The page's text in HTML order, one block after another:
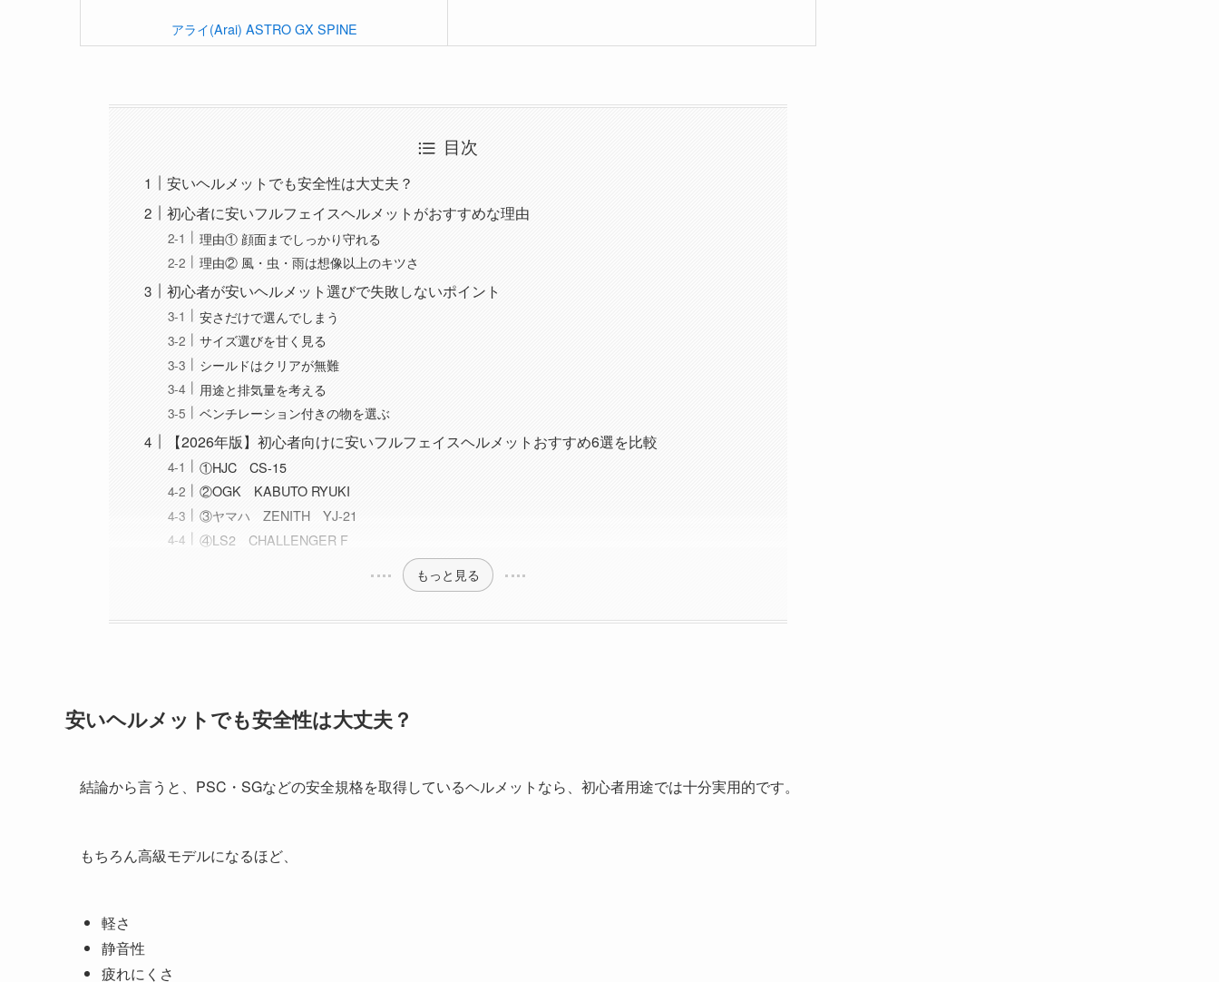
アライ(Arai) ASTRO GX SPINE
目次
安いヘルメットでも安全性は大丈夫？
初心者に安いフルフェイスヘルメットがおすすめな理由
理由① 顔面までしっかり守れる
理由② 風・虫・雨は想像以上のキツさ
初心者が安いヘルメット選びで失敗しないポイント
安さだけで選んでしまう
サイズ選びを甘く見る
シールドはクリアが無難
用途と排気量を考える
ベンチレーション付きの物を選ぶ
【2026年版】初心者向けに安いフルフェイスヘルメットおすすめ6選を比較
①HJC CS-15
②OGK KABUTO RYUKI
③ヤマハ ZENITH YJ-21
④LS2 CHALLENGER F
もっと見る
安いヘルメットでも安全性は大丈夫？
結論から言うと、PSC・SGなどの安全規格を取得しているヘルメットなら、初心者用途では十分実用的です。
もちろん高級モデルになるほど、
軽さ
静音性
疲れにくさ